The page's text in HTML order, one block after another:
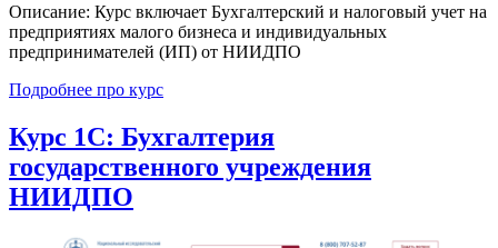
Описание: Курс включает Бухгалтерский и налоговый учет на
предприятиях малого бизнеса и индивидуальных
предпринимателей (ИП) от НИИДПО
Подробнее про курс
Курс 1С: Бухгалтерия
государственного учреждения
НИИДПО